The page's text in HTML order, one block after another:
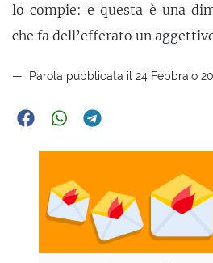
lo compie: e questa è una
che fa dell’efferato un
Parola pubblicata il 24 Febbraio